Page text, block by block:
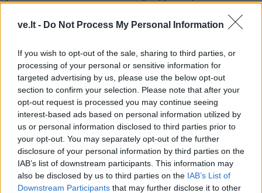
ve.lt - Do Not Process My Personal Information
If you wish to opt-out of the sale, sharing to third parties, or
processing of your personal or sensitive information for
targeted advertising by us, please use the below opt-out
section to confirm your selection. Please note that after your
opt-out request is processed you may continue seeing
interest-based ads based on personal information utilized by
us or personal information disclosed to third parties prior to
your opt-out. You may separately opt-out of the further
disclosure of your personal information by third parties on the
IAB’s list of downstream participants. This information may
also be disclosed by us to third parties on the IAB’s List of
Downstream Participants that may further disclose it to other
sužavės visus